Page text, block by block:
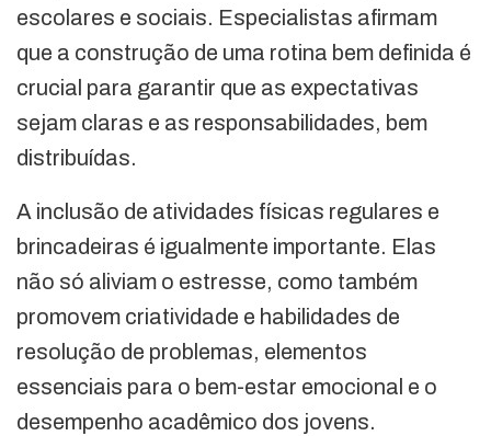
escolares e sociais. Especialistas afirmam
que a construção de uma rotina bem definida é
crucial para garantir que as expectativas
sejam claras e as responsabilidades, bem
distribuídas.
A inclusão de atividades físicas regulares e
brincadeiras é igualmente importante. Elas
não só aliviam o estresse, como também
promovem criatividade e habilidades de
resolução de problemas, elementos
essenciais para o bem-estar emocional e o
desempenho acadêmico dos jovens.